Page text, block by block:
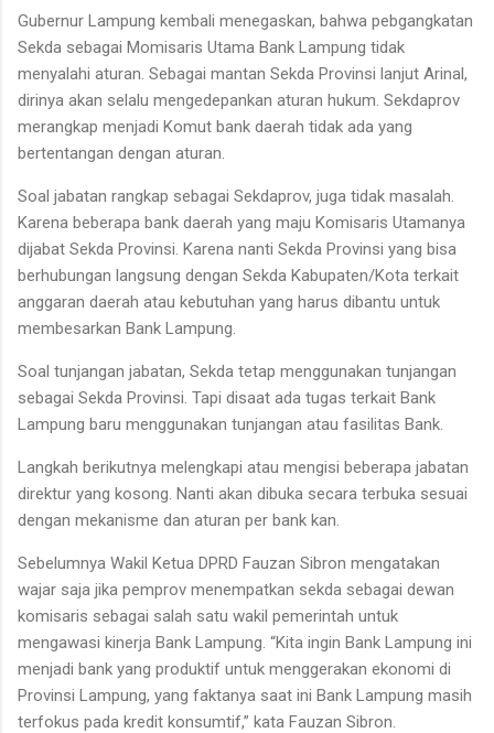
Gubernur Lampung kembali menegaskan, bahwa pebgangkatan
Sekda sebagai Momisaris Utama Bank Lampung tidak
menyalahi aturan. Sebagai mantan Sekda Provinsi lanjut Arinal,
dirinya akan selalu mengedepankan aturan hukum. Sekdaprov
merangkap menjadi Komut bank daerah tidak ada yang
bertentangan dengan aturan.
Soal jabatan rangkap sebagai Sekdaprov, juga tidak masalah.
Karena beberapa bank daerah yang maju Komisaris Utamanya
dijabat Sekda Provinsi. Karena nanti Sekda Provinsi yang bisa
berhubungan langsung dengan Sekda Kabupaten/Kota terkait
anggaran daerah atau kebutuhan yang harus dibantu untuk
membesarkan Bank Lampung.
Soal tunjangan jabatan, Sekda tetap menggunakan tunjangan
sebagai Sekda Provinsi. Tapi disaat ada tugas terkait Bank
Lampung baru menggunakan tunjangan atau fasilitas Bank.
Langkah berikutnya melengkapi atau mengisi beberapa jabatan
direktur yang kosong. Nanti akan dibuka secara terbuka sesuai
dengan mekanisme dan aturan per bank kan.
Sebelumnya Wakil Ketua DPRD Fauzan Sibron mengatakan
wajar saja jika pemprov menempatkan sekda sebagai dewan
komisaris sebagai salah satu wakil pemerintah untuk
mengawasi kinerja Bank Lampung. “Kita ingin Bank Lampung ini
menjadi bank yang produktif untuk menggerakan ekonomi di
Provinsi Lampung, yang faktanya saat ini Bank Lampung masih
terfokus pada kredit konsumtif,” kata Fauzan Sibron.